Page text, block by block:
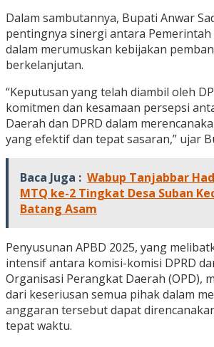
Dalam sambutannya, Bupati Anwar
pentingnya sinergi antara Pemerintah
dalam merumuskan kebijakan
berkelanjutan.
“Keputusan yang telah diambil oleh
komitmen dan kesamaan persepsi
Daerah dan DPRD dalam
yang efektif dan tepat sasaran,” ujar
Baca Juga : Wabup Tanjabbar
MTQ ke-2 Tingkat Desa Suban
Batang Asam
Penyusunan APBD 2025, yang
intensif antara komisi-komisi DPRD
Organisasi Perangkat Daerah (OPD),
dari keseriusan semua pihak dalam
anggaran tersebut dapat
tepat waktu.